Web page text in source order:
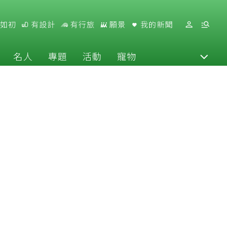
初 有設計 有行旅 願景 我的新聞
名人 專題 活動 寵物